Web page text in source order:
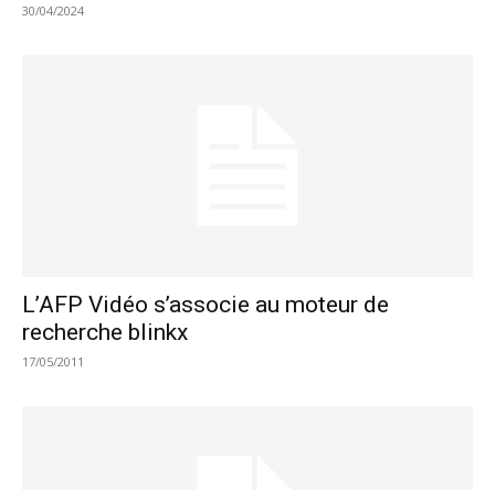
30/04/2024
L’AFP Vidéo s’associe au moteur de
recherche blinkx
17/05/2011